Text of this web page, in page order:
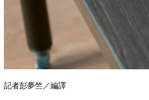
記者彭夢竺／編譯